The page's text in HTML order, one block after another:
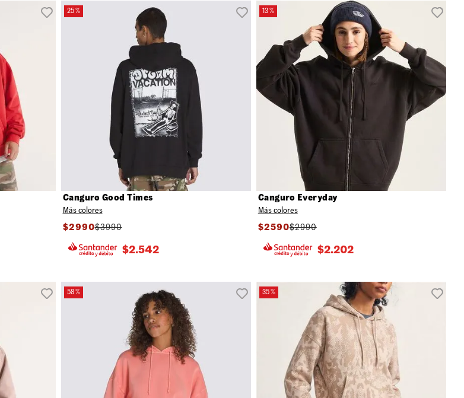
25 %
Canguro Good Times
Más colores
$2990$3990
$2.542
13 %
Canguro Everyday
Más colores
$2590$2990
$2.202
58 % 35 %